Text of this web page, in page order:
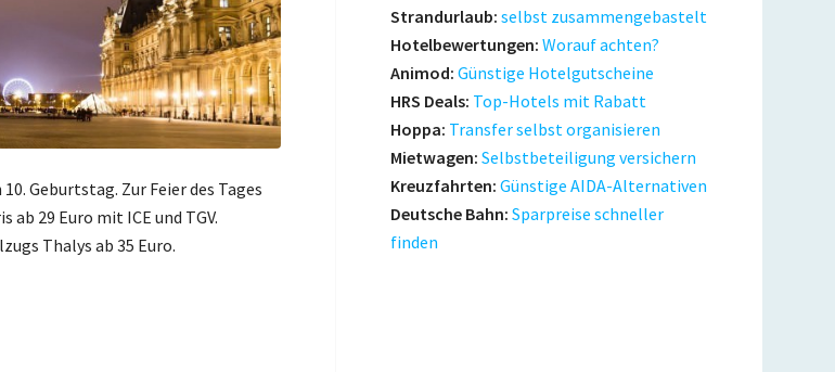
Geburtstag. Zur Feier des Tages
29 Euro mit ICE und TGV.
Thalys ab 35 Euro.
Strandurlaub: selbst zusammengebastelt
Hotelbewertungen: Worauf achten?
Animod: Günstige Hotelgutscheine
HRS Deals: Top-Hotels mit Rabatt
Hoppa: Transfer selbst organisieren
Mietwagen: Selbstbeteiligung versichern
Kreuzfahrten: Günstige AIDA-Alternativen
Deutsche Bahn: Sparpreise schneller
finden